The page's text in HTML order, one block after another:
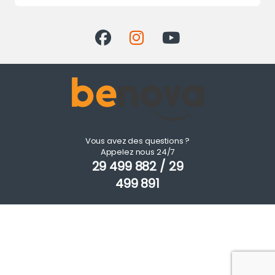
Vous avez des questions ?
Appelez nous 24/7
29 499 882 / 29
499 891